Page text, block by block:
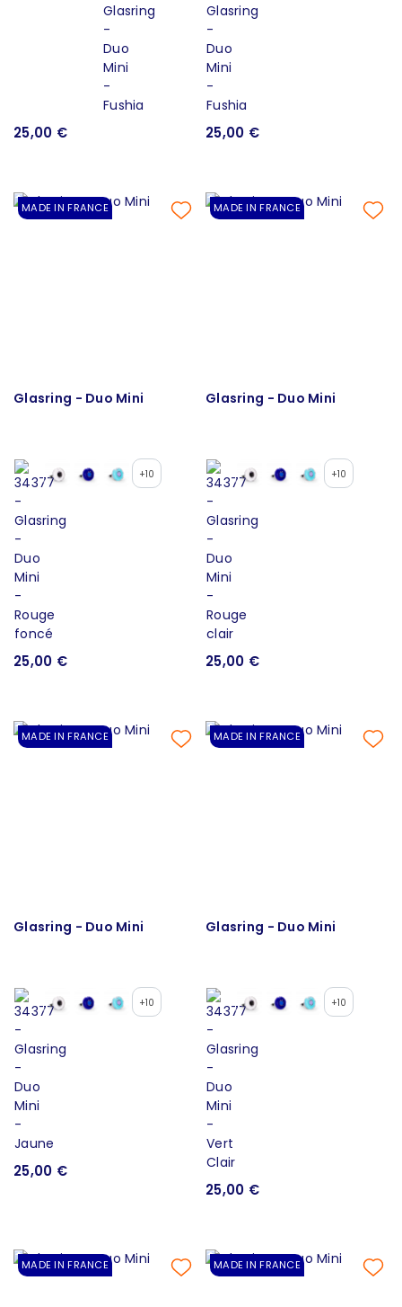
25,00 € 25,00 €
MADE IN FRANCE
Glasring - Duo Mini
+10
25,00 €
MADE IN FRANCE
Glasring - Duo Mini
+10
25,00 €
MADE IN FRANCE
Glasring - Duo Mini
+10
25,00 €
MADE IN FRANCE
Glasring - Duo Mini
+10
25,00 €
MADE IN FRANCE MADE IN FRANCE